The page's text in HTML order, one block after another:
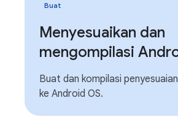
Buat
Menyesuaikan dan
mengompilasi
Buat dan kompilasi
ke Android OS.